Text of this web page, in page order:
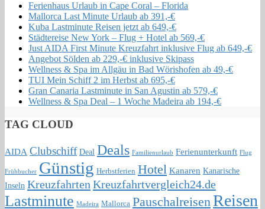
Ferienhaus Urlaub in Cape Coral – Florida
Mallorca Last Minute Urlaub ab 391,-€
Kuba Lastminute Reisen jetzt ab 649,-€
Städtereise New York – Flug + Hotel ab 569,-€
Just AIDA First Minute Kreuzfahrt inklusive Flug ab 649,-€
Angebot Sölden ab 229,-€ inklusive Skipass
Wellness & Spa im Allgäu in Bad Wörishofen ab 49,-€
TUI Mein Schiff 2 im Herbst ab 695,-€
Gran Canaria Lastminute in San Agustin ab 579,-€
Wellness & Spa Deal – 1 Woche Madeira ab 194,-€
TAG CLOUD
AIDA Clubschiff Deal Deals Familienurlaub Ferienunterkunft Flug
Frühbucher Günstig Herbstferien Hotel Kanaren Kanarische
Inseln Kreuzfahrten Kreuzfahrtvergleich24.de
Lastminute Madeira Mallorca Pauschalreisen Reisen